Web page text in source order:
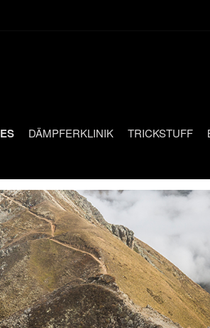
DÄMPFERKLINIK TRICKSTUFF